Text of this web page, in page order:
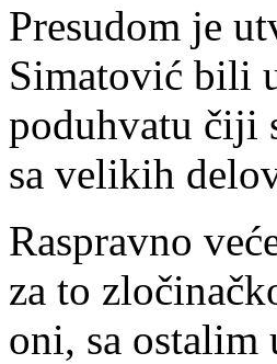
Presudom je
Simatović bili
poduhvatu čiji
sa velikih
Raspravno
za to
oni, sa ostalim